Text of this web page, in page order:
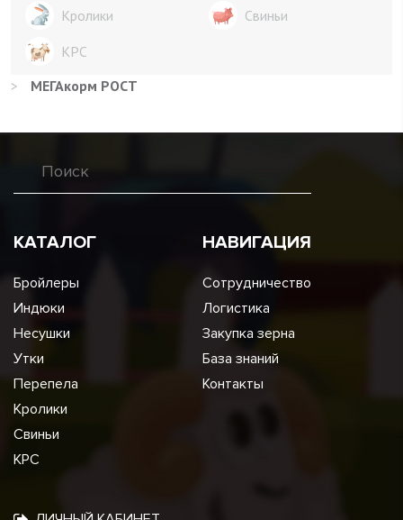
Кролики
Свиньи
КРС
>
МЕГАкорм РОСТ
КАТАЛОГ
Бройлеры
Индюки
Несушки
Утки
Перепела
Кролики
Свиньи
КРС
НАВИГАЦИЯ
Сотрудничество
Логистика
Закупка зерна
База знаний
Контакты